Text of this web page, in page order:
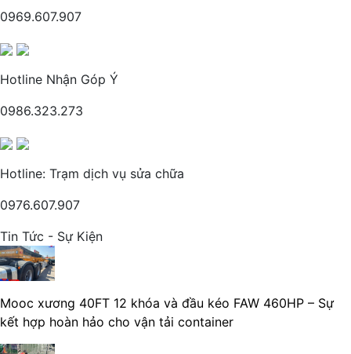
0969.607.907
Hotline Nhận Góp Ý
0986.323.273
Hotline: Trạm dịch vụ sửa chữa
0976.607.907
Tin Tức - Sự Kiện
Mooc xương 40FT 12 khóa và đầu kéo FAW 460HP – Sự
kết hợp hoàn hảo cho vận tải container